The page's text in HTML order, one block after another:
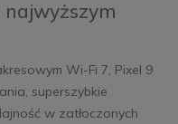
najwyższym
Wi-Fi 7, Pixel 9
superszybkie
w zatłoczonych